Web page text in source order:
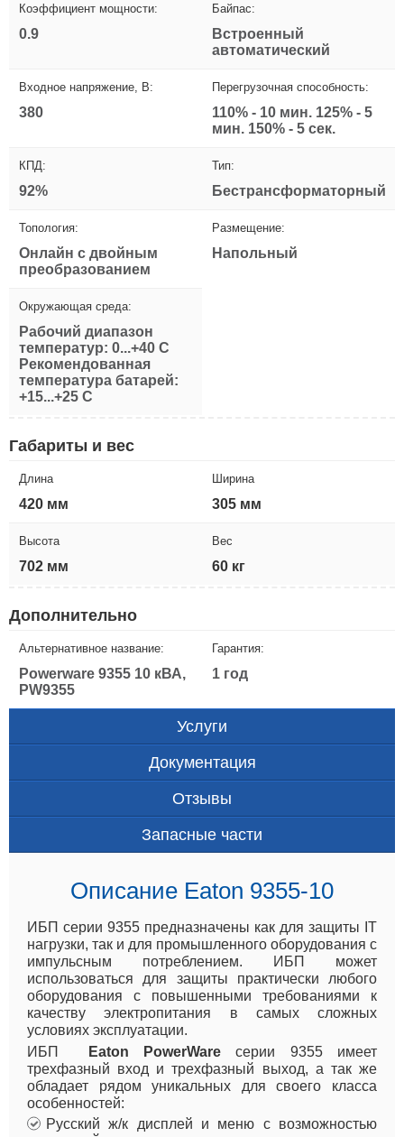
Коэффициент мощности:
0.9
Байпас:
Встроенный
автоматический
Входное напряжение, В:
380
Перегрузочная способность:
110% - 10 мин. 125% - 5
мин. 150% - 5 сек.
КПД:
92%
Тип:
Бестрансформаторный
Топология:
Онлайн с двойным
преобразованием
Размещение:
Напольный
Окружающая среда:
Рабочий диапазон
температур: 0...+40 С
Рекомендованная
температура батарей:
+15...+25 С
Габариты и вес
Длина
420 мм
Ширина
305 мм
Высота
702 мм
Вес
60 кг
Дополнительно
Альтернативное название:
Powerware 9355 10 кВА,
PW9355
Гарантия:
1 год
Услуги
Документация
Отзывы
Запасные части
Описание Eaton 9355-10
ИБП серии 9355 предназначены как для защиты IT
нагрузки, так и для промышленного оборудования с
импульсным потреблением. ИБП может
использоваться для защиты практически любого
оборудования с повышенными требованиями к
качеству электропитания в самых сложных
условиях эксплуатации.
ИБП
Eaton PowerWare серии 9355 имеет
трехфазный вход и трехфазный выход, а так же
обладает рядом уникальных для своего класса
особенностей:
Русский ж/к дисплей и меню с возможностью